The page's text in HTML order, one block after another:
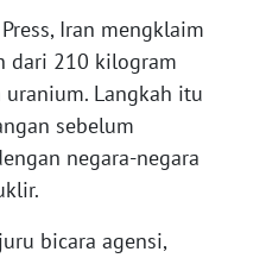
Iran mengklaim
dari 210 kilogram
uranium. Langkah itu
sebelum
negara-negara
bicara agensi,